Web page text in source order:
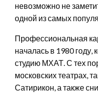
невозможно не
одной из самых
Профессиональная
началась в 1980 году,
студию МХАТ. С тех
московских театрах,
Сатирикон, а также